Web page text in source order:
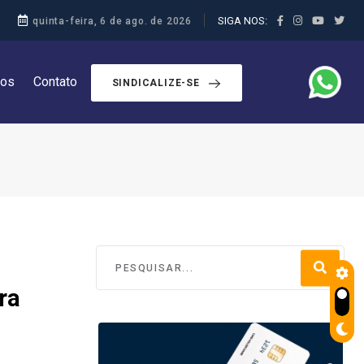
quinta-feira, 6 de ago. de 2026 SIGA NOS:
Contato SINDICALIZE-SE